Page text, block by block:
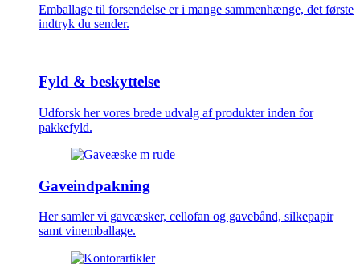
Emballage til forsendelse er i mange sammenhænge, det første
indtryk du sender.
Fyld & beskyttelse
Udforsk her vores brede udvalg af produkter inden for
pakkefyld.
Gaveindpakning
Her samler vi gaveæsker, cellofan og gavebånd, silkepapir
samt vinemballage.